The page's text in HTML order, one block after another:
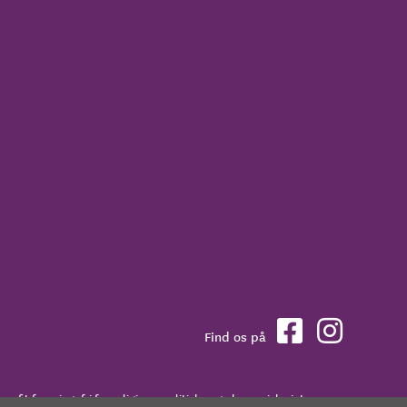
Find os på
forening, fri for religiøse, politiske og økonomiske interesser.